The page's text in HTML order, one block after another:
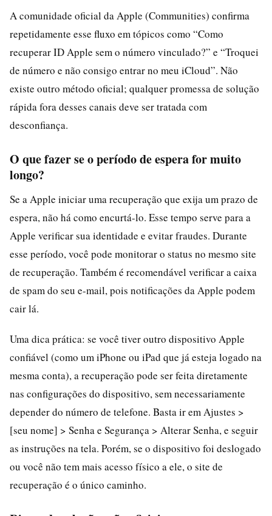
A comunidade oficial da Apple (Communities) confirma
repetidamente esse fluxo em tópicos como “Como
recuperar ID Apple sem o número vinculado?” e “Troquei
de número e não consigo entrar no meu iCloud”. Não
existe outro método oficial; qualquer promessa de solução
rápida fora desses canais deve ser tratada com
desconfiança.
O que fazer se o período de espera for muito
longo?
Se a Apple iniciar uma recuperação que exija um prazo de
espera, não há como encurtá-lo. Esse tempo serve para a
Apple verificar sua identidade e evitar fraudes. Durante
esse período, você pode monitorar o status no mesmo site
de recuperação. Também é recomendável verificar a caixa
de spam do seu e-mail, pois notificações da Apple podem
cair lá.
Uma dica prática: se você tiver outro dispositivo Apple
confiável (como um iPhone ou iPad que já esteja logado na
mesma conta), a recuperação pode ser feita diretamente
nas configurações do dispositivo, sem necessariamente
depender do número de telefone. Basta ir em Ajustes >
[seu nome] > Senha e Segurança > Alterar Senha, e seguir
as instruções na tela. Porém, se o dispositivo foi deslogado
ou você não tem mais acesso físico a ele, o site de
recuperação é o único caminho.